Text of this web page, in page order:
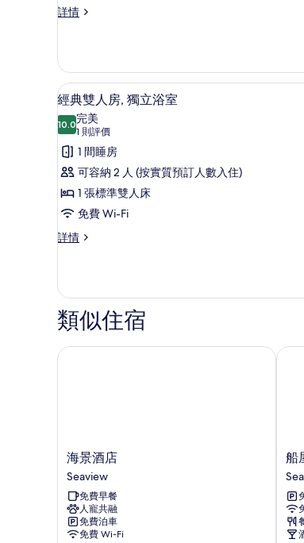
房,
浴
室,
海
景
的
相
片
詳情
舒
房,
獨
立
室,
景
詳
載
入
所
有
經
典
雙
人
立
浴
的
4
經典雙人房, 獨立浴室
10.010.0 分，滿分 10 分
完美
1 則評價
(1
則
評
價)
1 間睡房
可容納 2 人 (按實質預訂人數入住)
1 張標準雙人床
免費 Wi-Fi
詳情
經
房,
獨
立
浴
室
類似住宿
海
景
酒
店
Seaview
海景酒店
Seaview
免費早餐
人寵共融
免費泊車
免費 Wi-Fi
海景酒店
船
屋
酒
店
-
懷
船
船屋